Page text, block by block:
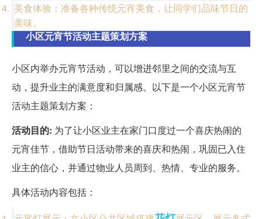
美食体验：准备各种传统元宵美食，让同学们品味节日的
美味。
小区元宵节活动主题策划方案
小区内举办元宵节活动，可以增进邻里之间的交流与互
动，提升业主的满意度和归属感。以下是一个小区元宵节
活动主题策划方案：
活动目的: 为了让小区业主在家门口度过一个喜庆热闹的
元宵佳节，借助节日活动带来的喜庆和热闹，巩固已入住
业主的信心，并通过物业人员周到、热情、专业的服务。
具体活动内容包括：